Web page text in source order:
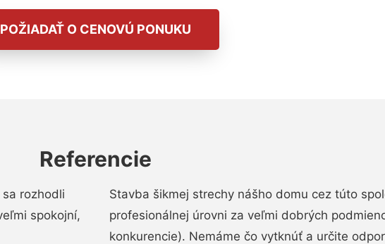
POŽIADAŤ O CENOVÚ PONUKU
Referencie
rozhodli
spokojní,
Stavba šikmej strechy nášho domu cez túto
profesionálnej úrovni za veľmi dobrých
konkurencie). Nemáme čo vytknúť a určite